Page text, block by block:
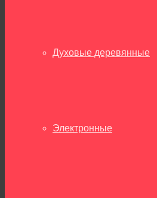
Духовые деревянные
Электронные